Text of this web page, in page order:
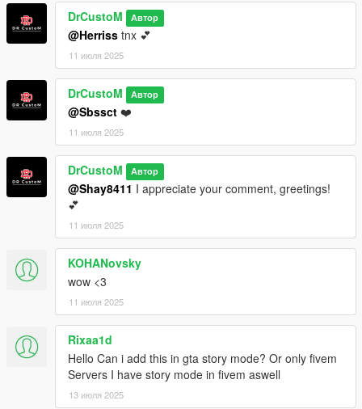
DrCustoM Автор
@Herriss tnx 💕
11 июля 2025
DrCustoM Автор
@Sbssct ❤️
11 июля 2025
DrCustoM Автор
@Shay8411 I appreciate your comment, greetings!
💕
11 июля 2025
KOHANovsky
wow <3
11 июля 2025
Rixaa1d
Hello Can i add this in gta story mode? Or only fivem
Servers I have story mode in fivem aswell
13 июля 2025